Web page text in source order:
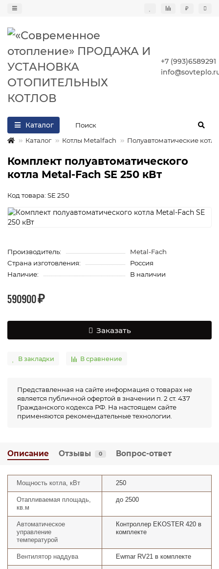
₽
+7 (993)6589291
Каталог
Каталог Котлы Metalfach Полуавтоматические котлы
Комплект полуавтоматического
котла Metal-Fach SE 250 кВт
Код товара: SE 250
Производитель:
Metal-Fach
Страна изготовления:
Россия
Наличие:
В наличии
590900 ₽
Заказать
В закладки В сравнение
Представленная на сайте информация о товарах не
является публичной офертой в значении п. 2 ст. 437
Гражданского кодекса РФ. На настоящем сайте
применяются рекомендательные технологии.
Описание Отзывы 0 Вопрос-ответ
Мощность котла, кВт 250
Отапливаемая площадь,
кв.м
до 2500
Автоматическое
управление
температурой
Контроллер EKOSTER 420 в
комплекте
Вентилятор наддува Ewmar RV21 в комплекте